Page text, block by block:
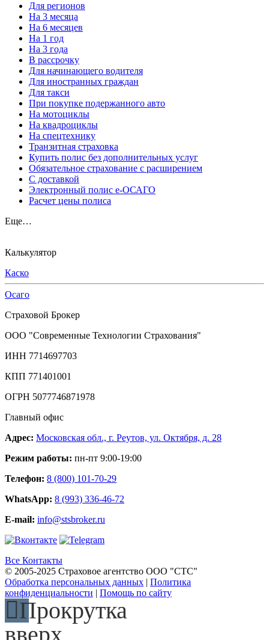
Для регионов
На 3 месяца
На 6 месяцев
На 1 год
На 3 года
В рассрочку
Для начинающего водителя
Для иностранных граждан
Для такси
При покупке подержанного авто
На мотоциклы
На квадроциклы
На спецтехнику
Транзитная страховка
Купить полис без дополнительных услуг
Обязательное страхование с расширением
С доставкой
Электронный полис е-ОСАГО
Расчет цены полиса
Еще…
Калькулятор
Каско
Осаго
Страховой Брокер
ООО "Современные Технологии Страхования"
ИНН 7714697703
КПП 771401001
ОГРН 5077746871978
Главный офис
Адрес: Московская обл., г. Реутов, ул. Октября, д. 28
Режим работы: пн-пт 9:00-19:00
Телефон: 8 (800) 101-70-29
WhatsApp: 8 (993) 336-46-72
E-mail: info@stsbroker.ru
Все Контакты
© 2005-2025 Страховое агентство ООО "СТС"
Обработка персональных данных
Политика
конфиденциальности
Помощь по сайту
Прокрутка
вверх